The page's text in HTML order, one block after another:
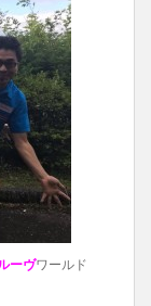
ーヴワールド